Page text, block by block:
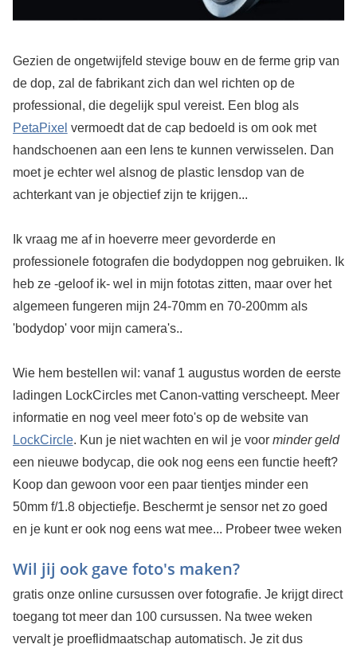
Gezien de ongetwijfeld stevige bouw en de ferme grip van
de dop, zal de fabrikant zich dan wel richten op de
professional, die degelijk spul vereist. Een blog als
PetaPixel vermoedt dat de cap bedoeld is om ook met
handschoenen aan een lens te kunnen verwisselen. Dan
moet je echter wel alsnog de plastic lensdop van de
achterkant van je objectief zijn te krijgen...
Ik vraag me af in hoeverre meer gevorderde en
professionele fotografen die bodydoppen nog gebruiken. Ik
heb ze -geloof ik- wel in mijn fototas zitten, maar over het
algemeen fungeren mijn 24-70mm en 70-200mm als
'bodydop' voor mijn camera's..
Wie hem bestellen wil: vanaf 1 augustus worden de eerste
ladingen LockCircles met Canon-vatting verscheept. Meer
informatie en nog veel meer foto's op de website van
LockCircle. Kun je niet wachten en wil je voor minder geld
een nieuwe bodycap, die ook nog eens een functie heeft?
Koop dan gewoon voor een paar tientjes minder een
50mm f/1.8 objectiefje. Beschermt je sensor net zo goed
en je kunt er ook nog eens wat mee...
Wil jij ook gave foto's maken?
Probeer twee weken
gratis onze online cursussen over fotografie. Je krijgt direct
toegang tot meer dan 100 cursussen. Na twee weken
vervalt je proeflidmaatschap automatisch. Je zit dus